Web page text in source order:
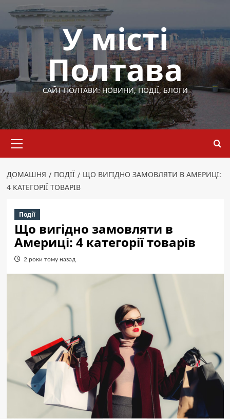
Перейти
вмісту
У місті
Полтава
САЙТ ПОЛТАВИ: НОВИНИ, ПОДІЇ, БЛОГИ
меню
ДОМАШНЯ ПОДІЇ
ЩО ВИГІДНО ЗАМОВЛЯТИ В АМЕРИЦІ:
4 КАТЕГОРІЇ ТОВАРІВ
Події
Що вигідно замовляти в
Америці: 4 категорії товарів
2 роки тому назад